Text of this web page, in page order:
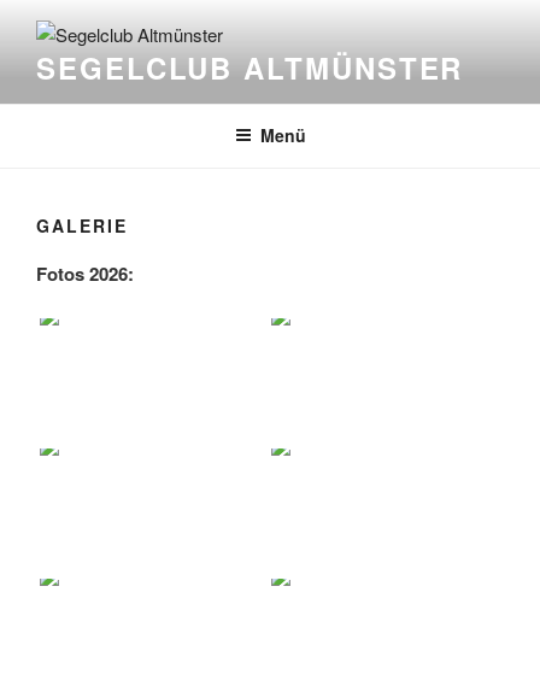
Inhalt
springenSEGELCLUB ALTMÜNSTER
Menü
GALERIE
Fotos 2026: